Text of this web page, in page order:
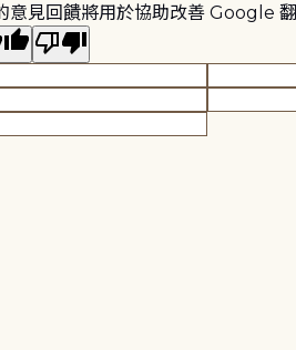
意見回饋將用於協助改善 Google